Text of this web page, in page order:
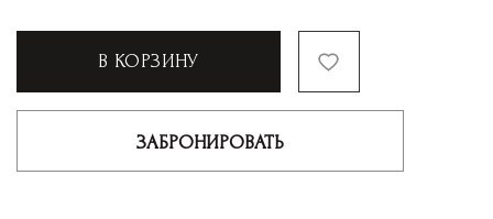
В КОРЗИНУ
ЗАБРОНИРОВАТЬ